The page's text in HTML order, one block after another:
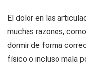
El dolor en las
muchas razones,
dormir de forma
físico o incluso mala